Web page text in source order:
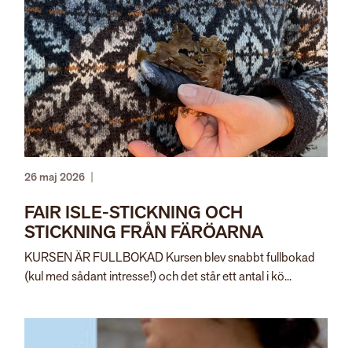
26 maj 2026
FAIR ISLE-STICKNING OCH
STICKNING FRÅN FÄRÖARNA
KURSEN ÄR FULLBOKAD Kursen blev snabbt fullbokad
(kul med sådant intresse!) och det står ett antal i kö...